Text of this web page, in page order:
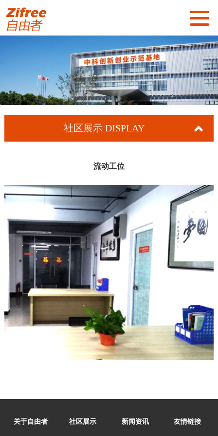
首页
关于我们
社区展示
新闻资讯
社区展示 DISPLAY
流动工位
关于自由者 社区展示 新闻资讯 友情链接